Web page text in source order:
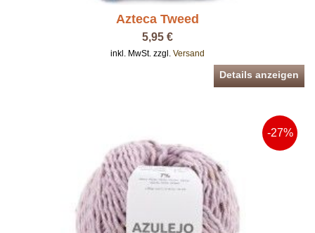
Azteca Tweed
5,95 €
inkl. MwSt. zzgl. Versand
Details anzeigen
-27%